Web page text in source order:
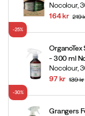
Nocolour,
164 kr 219
-25%
- 300 ml
Nocolour,
97 kr 139 kr
-30%
Grangers